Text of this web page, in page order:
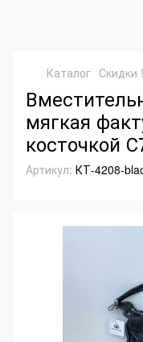
Каталог Скидки !
мягкая
косточкой
Артикул: КТ-4208-